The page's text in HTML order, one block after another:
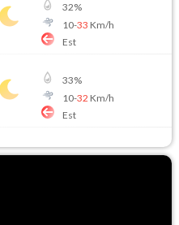
32%
10-33 Km/h
Est
33%
10-32 Km/h
Est